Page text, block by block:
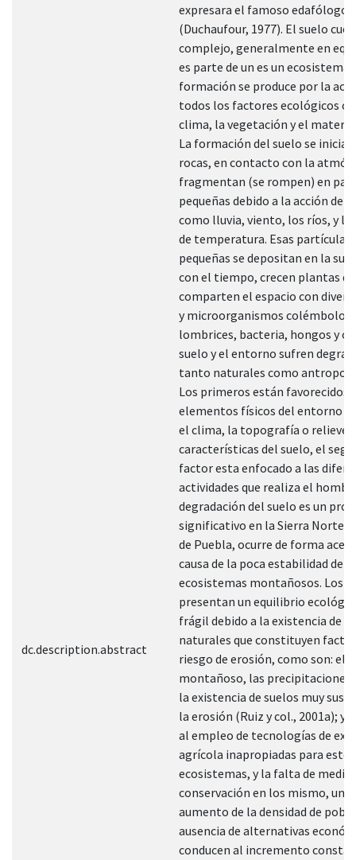
dc.description.abstract
expresara el famoso edafólogo
(Duchaufour, 1977). El suelo
complejo, generalmente en
es parte de un es un ecosistema
formación se produce por la
todos los factores ecológicos
clima, la vegetación y el
La formación del suelo se inicia
rocas, en contacto con la
fragmentan (se rompen) en
pequeñas debido a la acción de
como lluvia, viento, los ríos, y
de temperatura. Esas partículas
pequeñas se depositan en la
con el tiempo, crecen plantas
comparten el espacio con
y microorganismos colémbolos,
lombrices, bacteria, hongos y
suelo y el entorno sufren
tanto naturales como
Los primeros están favorecidos
elementos físicos del entorno
el clima, la topografía o relieve
características del suelo, el
factor esta enfocado a las
actividades que realiza el
degradación del suelo es un
significativo en la Sierra Norte
de Puebla, ocurre de forma
causa de la poca estabilidad de
ecosistemas montañosos. Los
presentan un equilibrio
frágil debido a la existencia de
naturales que constituyen
riesgo de erosión, como son: el
montañoso, las precipitaciones
la existencia de suelos muy
la erosión (Ruiz y col., 2001a); y
al empleo de tecnologías de
agrícola inapropiadas para estos
ecosistemas, y la falta de
conservación en los mismo,
aumento de la densidad de
ausencia de alternativas
conducen al incremento